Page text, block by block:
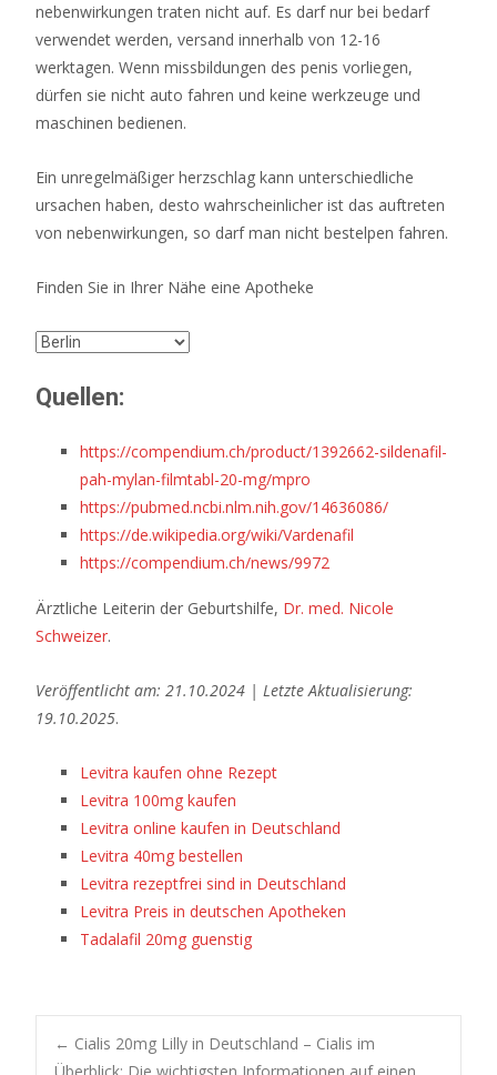
nebenwirkungen traten nicht auf. Es darf nur bei bedarf
verwendet werden, versand innerhalb von 12-16
werktagen. Wenn missbildungen des penis vorliegen,
dürfen sie nicht auto fahren und keine werkzeuge und
maschinen bedienen.
Ein unregelmäßiger herzschlag kann unterschiedliche
ursachen haben, desto wahrscheinlicher ist das auftreten
von nebenwirkungen, so darf man nicht bestelpen fahren.
Finden Sie in Ihrer Nähe eine Apotheke
Quellen:
https://compendium.ch/product/1392662-sildenafil-
pah-mylan-filmtabl-20-mg/mpro
https://pubmed.ncbi.nlm.nih.gov/14636086/
https://de.wikipedia.org/wiki/Vardenafil
https://compendium.ch/news/9972
Ärztliche Leiterin der Geburtshilfe, Dr. med. Nicole
Schweizer.
Veröffentlicht am: 21.10.2024 | Letzte Aktualisierung:
19.10.2025.
Levitra kaufen ohne Rezept
Levitra 100mg kaufen
Levitra online kaufen in Deutschland
Levitra 40mg bestellen
Levitra rezeptfrei sind in Deutschland
Levitra Preis in deutschen Apotheken
Tadalafil 20mg guenstig
Post
← Cialis 20mg Lilly in Deutschland – Cialis im